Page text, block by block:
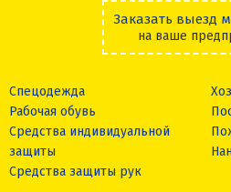
Заказать выезд
на ваше
Спецодежда
Рабочая обувь
Средства индивидуальной
защиты
Средства защиты рук